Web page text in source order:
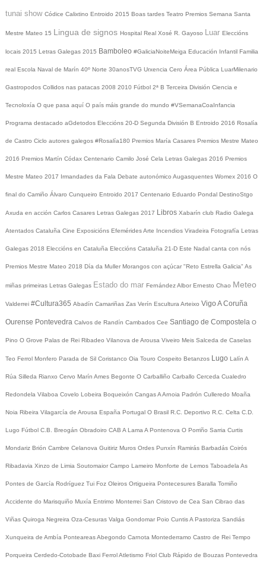
tunai show Códice Calixtino Entroido 2015 Boas tardes Teatro Premios Semana Santa
Mestre Mateo 15 Lingua de signos Hospital Real Xosé R. Gayoso Luar Eleccións
locais 2015 Letras Galegas 2015 Bamboleo #GaliciaNoiteMeiga Educación Infantil Familia
real Escola Naval de Marín 40º Norte 30anosTVG Urxencia Cero Área Pública LuarMilenario
Gastropodos Collidos nas patacas 2008 2010 Fútbol 2ª B Terceira División Ciencia e
Tecnoloxía O que pasa aquí O país máis grande do mundo #VSemanaCoaInfancia
Programa destacado aGdetodos Eleccións 20-D Segunda División B Entroido 2016 Rosalía
de Castro Ciclo autores galegos #Rosalía180 Premios María Casares Premios Mestre Mateo
2016 Premios Martín Códax Centenario Camilo José Cela Letras Galegas 2016 Premios
Mestre Mateo 2017 Irmandades da Fala Debate autonómico Augasquentes Womex 2016 O
final do Camiño Álvaro Cunqueiro Entroido 2017 Centenario Eduardo Pondal DestinoStgo
Axuda en acción Carlos Casares Letras Galegas 2017 Libros Xabarín club Radio Galega
Atentados Cataluña Cine Exposicións EfeméridesArte Incendios Viradeira Fotografía Letras
Galegas 2018 Eleccións en Cataluña Eleccións Cataluña 21-D Este Nadal canta con nós
Premios Mestre Mateo 2018 Día da Muller Morangos con açúcar "Reto Estrella Galicia" As
miñas primeiras Letras Galegas Estado do mar Fernández Albor Ernesto Chao Meteo
Valderrei #Cultura365 Abadín Camariñas Zas Verín Escultura Arteixo Vigo A Coruña
Ourense Pontevedra Calvos de Randín Cambados Cee Santiago de Compostela O
Pino O Grove Palas de Rei Ribadeo Vilanova de Arousa Viveiro Meis Salceda de Caselas
Teo Ferrol Monfero Parada de Sil Coristanco Oia Touro Cospeito Betanzos Lugo Lalín A
Rúa Silleda Rianxo Cervo Marín Ames Begonte O Carballiño Carballo Cerceda Cualedro
Redondela Vilaboa Covelo Lobeira Boqueixón CangasA Arnoia Padrón Culleredo Moaña
Noia Ribeira Vilagarcía de Arousa España Portugal O Brasil R.C. Deportivo R.C. Celta C.D.
Lugo Fútbol C.B. Breogán Obradoiro CAB A Lama A Pontenova O Porriño Sarria Curtis
Mondariz Brión Cambre Celanova Guitiriz Muros Ordes Punxín Ramirás Barbadás Coirós
Ribadavia Xinzo de Limia Soutomaior Campo Lameiro Monforte de Lemos Taboadela As
Pontes de García Rodríguez Tui Foz Oleiros Ortigueira Pontecesures Baralla Tomiño
Accidente do Marisquiño Muxía Entrimo Monterrei San Cristovo de Cea San Cibrao das
Viñas Quiroga Negreira Oza-Cesuras Valga Gondomar Poio CuntisA Pastoriza Sandiás
Xunqueira de Ambía PonteareasAbegondo Carnota Montederramo Castro de Rei Tempo
Porqueira Cerdedo-Cotobade Baxi FerrolAtletismo Friol Club Rápido de Bouzas Pontevedra